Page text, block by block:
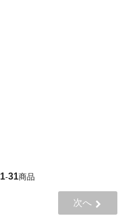
1-31商品
次へ